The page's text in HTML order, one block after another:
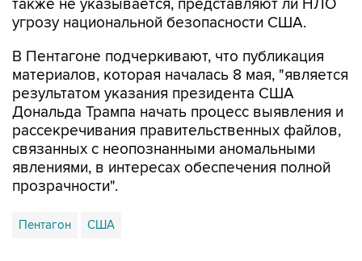
В Пентагоне подчеркивают, что публикация
результатом указания президента США
Дональда Трампа начать процесс выявления и
рассекречивания правительственных файлов,
связанных с неопознанными аномальными
явлениями, в интересах обеспечения полной
прозрачности".
Пентагон США